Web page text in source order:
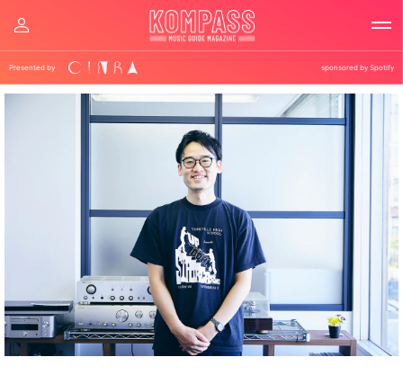
Presented by sponsored by Spotify